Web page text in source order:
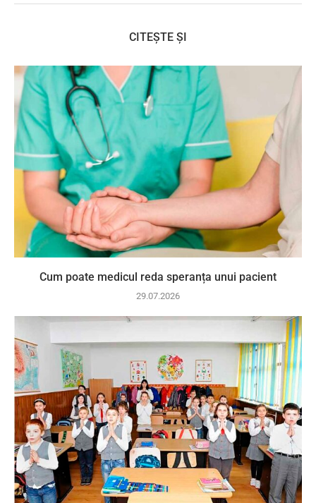
CITEȘTE ȘI
Cum poate medicul reda speranța unui pacient
29.07.2026